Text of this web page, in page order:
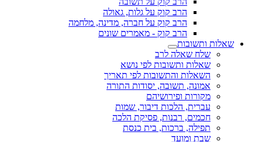
הרב קוק על גלות, גאולה
הרב קוק על חברה, מדינה, מלחמה
הרב קוק - מאמרים שונים
שאלות ותשובות
שלח שאלה לרב
שאלות ותשובות לפי נושא
השאלות והתשובות לפי תאריך
אמונה, תשובה, יסודות התורה
מקורות ופירושיהם
עברית, הלכות דיבור, שמות
חכמים, רבנות, פסיקת הלכה
תפילה, ברכות, בית כנסת
שבת ומועד